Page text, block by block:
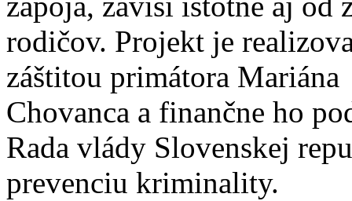
rodičov. Projekt je
záštitou primátora Mariána
Chovanca a finančne ho
Rada vlády Slovenskej
prevenciu kriminality.